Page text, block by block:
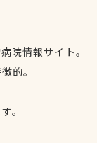
院情報サイト。
的。
。